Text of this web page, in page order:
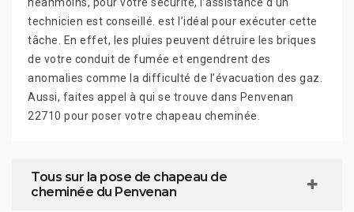
technicien est conseillé. est l’idéal pour exécuter cette
tâche. En effet, les pluies peuvent détruire les briques
de votre conduit de fumée et engendrent des
anomalies comme la difficulté de l’évacuation des gaz.
Aussi, faites appel à qui se trouve dans Penvenan
22710 pour poser votre chapeau cheminée.
Tous sur la pose de chapeau de
cheminée du Penvenan